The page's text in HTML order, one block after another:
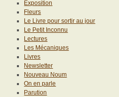
Exposition
Fleurs
Le Livre pour sortir au jour
Le Petit Inconnu
Lectures
Les Mécaniques
Livres
Newsletter
Nouveau Noum
On en parle
Parution